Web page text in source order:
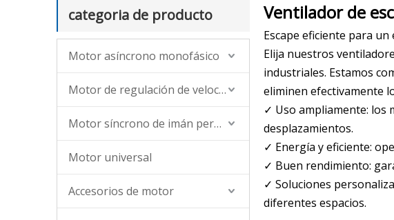
categoria de producto
Motor asíncrono monofásico
Motor de regulación de velocidad asíncrona de CA (monofásica, trifásica)
Motor síncrono de imán permanente
Motor universal
Accesorios de motor
Ventilador de
Escape eficiente para
Elija nuestros
industriales. Estamos
eliminen efectivamente
✓ Uso ampliamente: los
desplazamientos.
✓ Energía y eficiente:
✓ Buen rendimiento:
✓ Soluciones
diferentes espacios.